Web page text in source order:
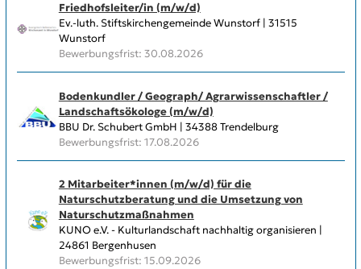
Friedhofsleiter/in (m/w/d)
Ev.-luth. Stiftskirchengemeinde Wunstorf | 31515
Wunstorf
Bewerbungsfrist: 30.08.2026
Bodenkundler / Geograph/ Agrarwissenschaftler /
Landschaftsökologe (m/w/d)
BBU Dr. Schubert GmbH | 34388 Trendelburg
Bewerbungsfrist: 17.08.2026
2 Mitarbeiter*innen (m/w/d) für die
Naturschutzberatung und die Umsetzung von
Naturschutzmaßnahmen
KUNO e.V. - Kulturlandschaft nachhaltig organisieren |
24861 Bergenhusen
Bewerbungsfrist: 15.09.2026